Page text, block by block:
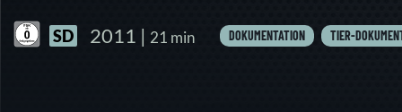
SD 2011 | 21 min DOKUMENTATION TIER-